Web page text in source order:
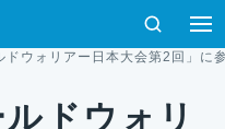
検索
ドウォリアー日本大会第2回」に
ドウォリ